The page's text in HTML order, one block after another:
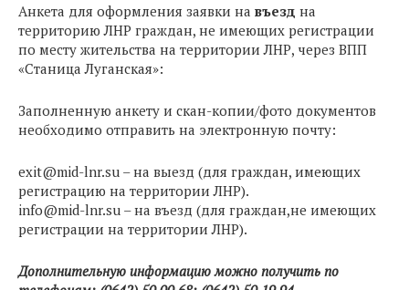
Анкета для оформления заявки на въезд на
территорию ЛНР граждан, не имеющих регистрации
по месту жительства на территории ЛНР, через ВПП
«Станица Луганская»:
Заполненную анкету и скан-копии/фото документов
необходимо отправить на электронную почту:
exit@mid-lnr.su – на выезд (для граждан, имеющих
регистрацию на территории ЛНР).
info@mid-lnr.su – на въезд (для граждан,не имеющих
регистрации на территории ЛНР).
Дополнительную информацию можно получить по